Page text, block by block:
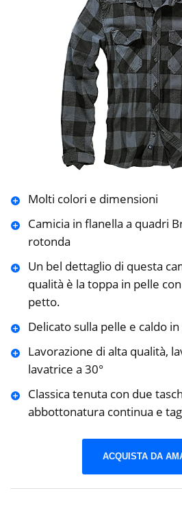
Molti colori e dimensioni
Camicia in flanella a quadri
rotonda
Un bel dettaglio di questa
qualità è la toppa in pelle
petto.
Delicato sulla pelle e caldo
Lavorazione di alta qualità,
lavatrice a 30°
Classica tenuta con due
abbottonatura continua e
ACQUISTA DA